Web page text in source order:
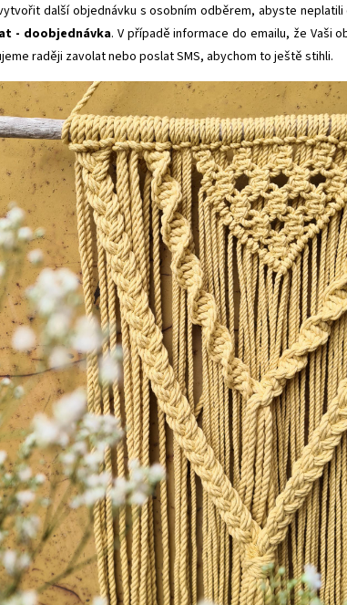
další objednávku s osobním odběrem, abyste neplatili
- doobjednávka. V případě informace do emailu, že Vaši
raději zavolat nebo poslat SMS, abychom to ještě stihli.